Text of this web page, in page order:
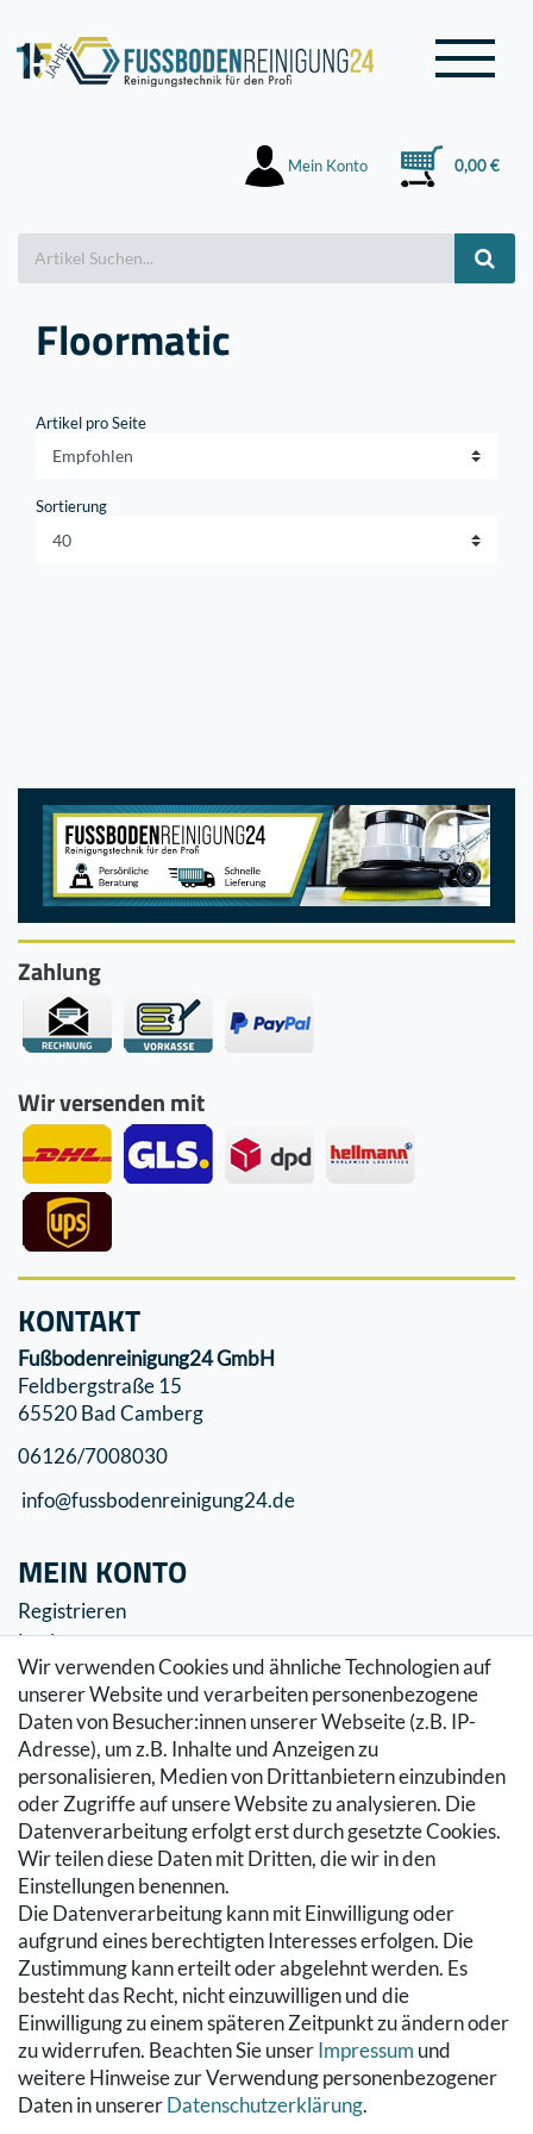
Mein Konto 0,00 €
Floormatic
Artikel pro Seite
Sortierung
Zahlung
Wir versenden mit
Wir verwenden Cookies und ähnliche Technologien auf
unserer Website und verarbeiten personenbezogene
Daten von Besucher:innen unserer Webseite (z.B. IP-
Adresse), um z.B. Inhalte und Anzeigen zu
personalisieren, Medien von Drittanbietern einzubinden
oder Zugriffe auf unsere Website zu analysieren. Die
Datenverarbeitung erfolgt erst durch gesetzte Cookies.
Wir teilen diese Daten mit Dritten, die wir in den
Einstellungen benennen.
Die Datenverarbeitung kann mit Einwilligung oder
aufgrund eines berechtigten Interesses erfolgen. Die
Zustimmung kann erteilt oder abgelehnt werden. Es
besteht das Recht, nicht einzuwilligen und die
Einwilligung zu einem späteren Zeitpunkt zu ändern oder
zu widerrufen. Beachten Sie unserImpressum und
weitere Hinweise zur Verwendung personenbezogener
Daten in unsererDaten­schutz­erklärung.
KONTAKT
Fußbodenreinigung24 GmbH
Feldbergstraße 15
65520 Bad Camberg
06126/7008030
info@fussbodenreinigung24.de
MEIN KONTO
Registrieren
Login
SERVICE
Zahlung & Versand
Warenkorb
Zur Kasse
Hilfe
RECHTLICHES
Kontakt
Datenschutzerklärung
AGB
Impressum
Hinweise zur Batterieentsorgung
Widerrufs­recht